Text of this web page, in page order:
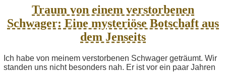
Traum von einem verstorbenen
Schwager: Eine mysteriöse Botschaft aus
dem Jenseits
Ich habe von meinem verstorbenen Schwager geträumt. Wir
standen uns nicht besonders nah. Er ist vor ein paar Jahren